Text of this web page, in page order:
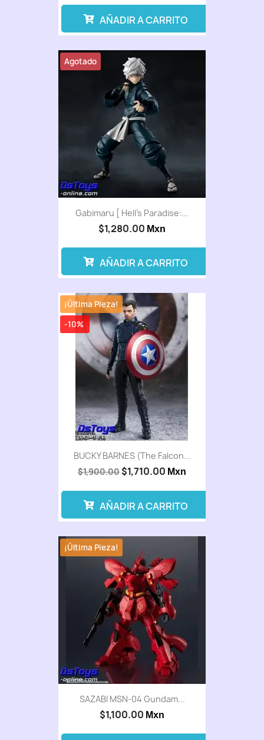
AÑADIR A CARRITO
Gabimaru [ Hell's Paradise:...
$1,280.00 Mxn
Agotado
AÑADIR A CARRITO
BUCKY BARNES (The Falcon...
$1,900.00 $1,710.00 Mxn
-10%
¡Última Pieza!
AÑADIR A CARRITO
SAZABI MSN-04 Gundam...
$1,100.00 Mxn
¡Última Pieza!